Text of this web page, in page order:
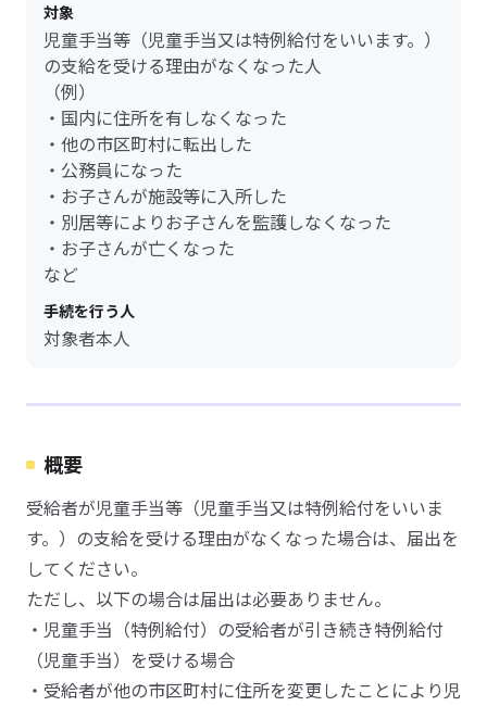
対象
児童手当等（児童手当又は特例給付をいいます。）
の支給を受ける理由がなくなった人
（例）
・国内に住所を有しなくなった
・他の市区町村に転出した
・公務員になった
・お子さんが施設等に入所した
・別居等によりお子さんを監護しなくなった
・お子さんが亡くなった
など
手続を行う人
対象者本人
概要
受給者が児童手当等（児童手当又は特例給付をいいま
す。）の支給を受ける理由がなくなった場合は、届出を
してください。
ただし、以下の場合は届出は必要ありません。
・児童手当（特例給付）の受給者が引き続き特例給付
（児童手当）を受ける場合
・受給者が他の市区町村に住所を変更したことにより児